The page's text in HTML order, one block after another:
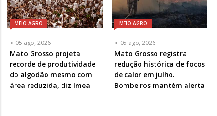
MEIO AGRO
05 ago, 2026
Mato Grosso projeta
recorde de produtividade
do algodão mesmo com
área reduzida, diz Imea
MEIO AGRO
05 ago, 2026
Mato Grosso registra
redução histórica de focos
de calor em julho.
Bombeiros mantém alerta